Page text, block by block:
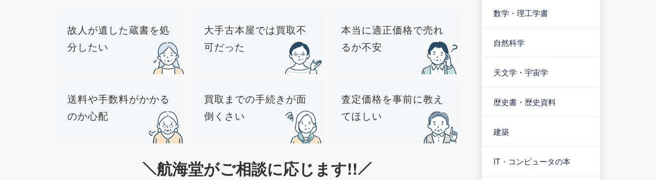
故人が遺した蔵書を処
分したい
大手古本屋では買取不
可だった
本当に適正価格で売れ
るか不安
送料や手数料がかかる
のか心配
買取までの手続きが面
倒くさい
査定価格を事前に教え
てほしい
航海堂がご相談に応じます!!
数学・理工学書
自然科学
天文学・宇宙学
歴史書・歴史資料
建築
IT・コンピュータの本